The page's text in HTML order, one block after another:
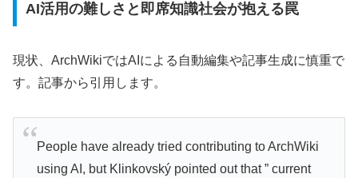
AI活用の難しさと即席知識社会が抱える罠
現状、ArchWikiではAIによる自動編集や記事生成に慎重で
す。記事から引用します。
People have already tried contributing to ArchWiki
using AI, but Klinkovský pointed out that ” current